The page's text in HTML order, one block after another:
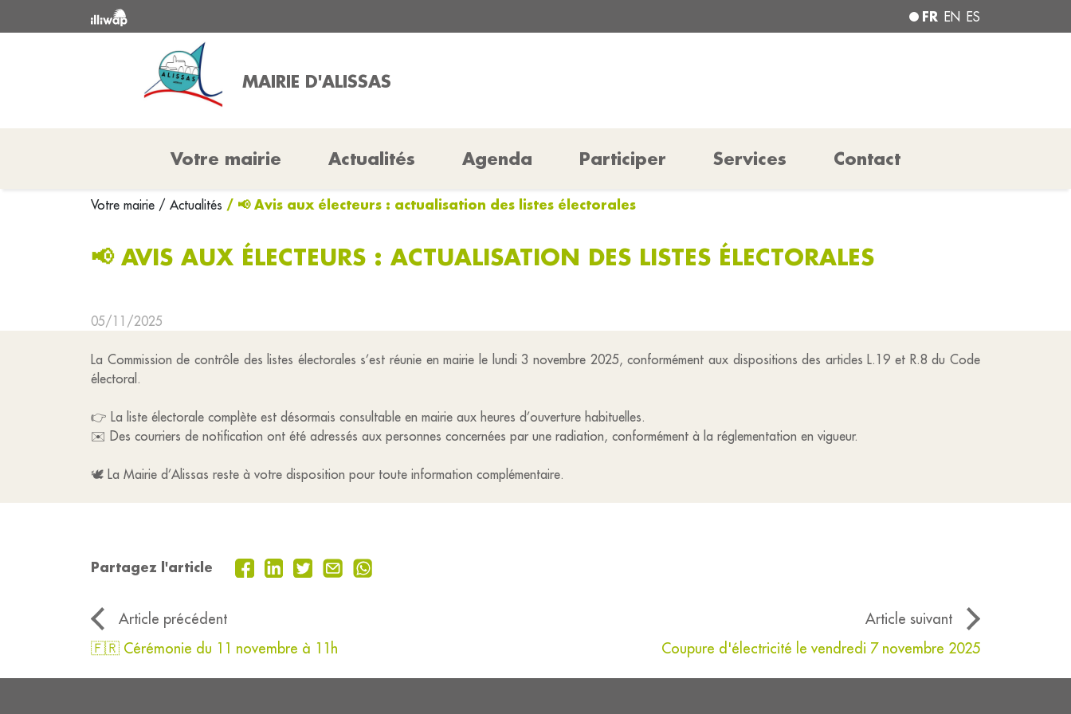
FR EN ES
MAIRIE D'ALISSAS
Votre mairie Actualités Agenda Participer Services Contact
Votre mairie / Actualités / 📢 Avis aux électeurs : actualisation des listes électorales
📢 AVIS AUX ÉLECTEURS : ACTUALISATION DES LISTES ÉLECTORALES
05/11/2025
La Commission de contrôle des listes électorales s’est réunie en mairie le lundi 3 novembre 2025, conformément aux dispositions des articles L.19 et R.8 du Code
électoral.
👉 La liste électorale complète est désormais consultable en mairie aux heures d’ouverture habituelles.
✉️ Des courriers de notification ont été adressés aux personnes concernées par une radiation, conformément à la réglementation en vigueur.
🕊️ La Mairie d’Alissas reste à votre disposition pour toute information complémentaire.
Partagez l'article
Article précédent
Article suivant
🇫🇷 Cérémonie du 11 novembre à 11h
Coupure d'électricité le vendredi 7 novembre 2025